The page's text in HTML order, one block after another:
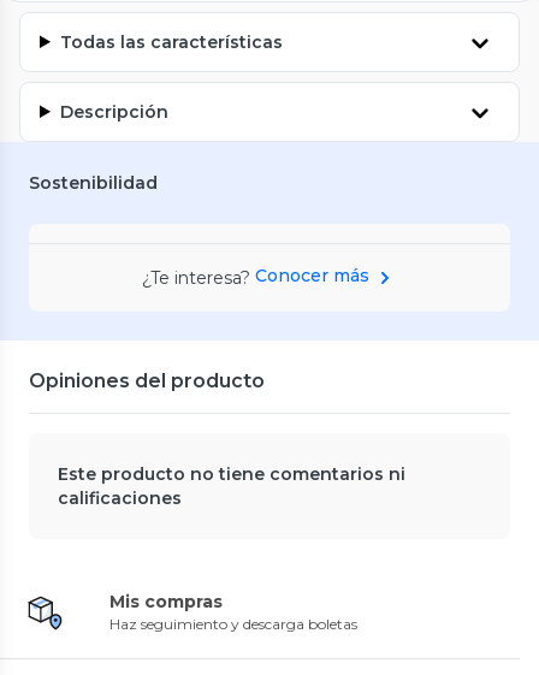
Todas las características
Descripción
Sostenibilidad
¿Te interesa? Conocer más
Opiniones del producto
Este producto no tiene comentarios ni
calificaciones
Mis compras
Haz seguimiento y descarga boletas